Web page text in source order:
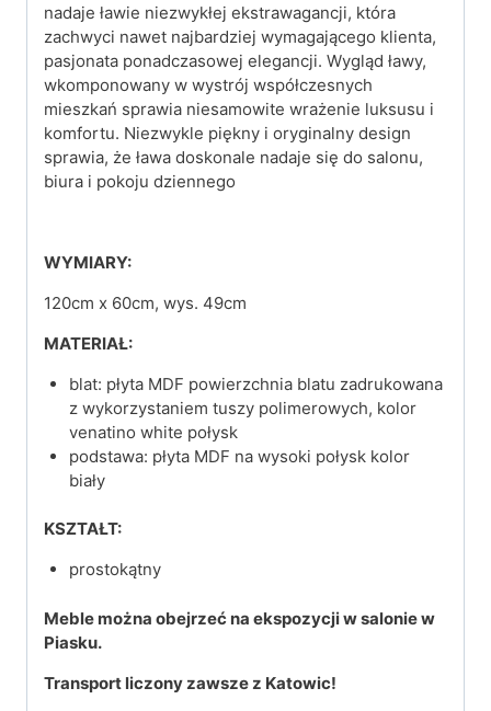
nadaje ławie niezwykłej ekstrawagancji, która
zachwyci nawet najbardziej wymagającego klienta,
pasjonata ponadczasowej elegancji. Wygląd ławy,
wkomponowany w wystrój współczesnych
mieszkań sprawia niesamowite wrażenie luksusu i
komfortu. Niezwykle piękny i oryginalny design
sprawia, że ława doskonale nadaje się do salonu,
biura i pokoju dziennego
WYMIARY:
120cm x 60cm, wys. 49cm
MATERIAŁ:
blat: płyta MDF powierzchnia blatu zadrukowana
z wykorzystaniem tuszy polimerowych, kolor
venatino white połysk
podstawa: płyta MDF na wysoki połysk kolor
biały
KSZTAŁT:
prostokątny
Meble można obejrzeć na ekspozycji w salonie w
Piasku.
Transport liczony zawsze z Katowic!